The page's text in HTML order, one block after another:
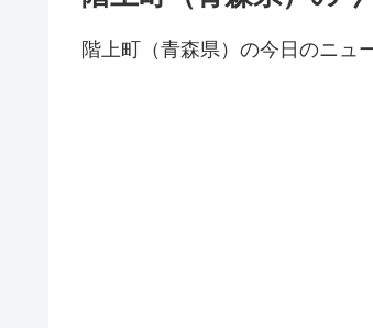
階上町（青森県）の今日のニュ